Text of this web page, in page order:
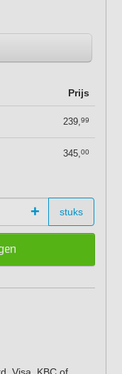
Prijs
239,99
345,00
+ stuks
Visa, KBC of